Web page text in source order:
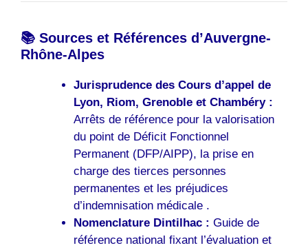
📚 Sources et Références d’Auvergne-
Rhône-Alpes
Jurisprudence des Cours d’appel de
Lyon, Riom, Grenoble et Chambéry :
Arrêts de référence pour la valorisation
du point de Déficit Fonctionnel
Permanent (DFP/AIPP), la prise en
charge des tierces personnes
permanentes et les préjudices
d’indemnisation médicale .
Nomenclature Dintilhac : Guide de
référence national fixant l’évaluation et